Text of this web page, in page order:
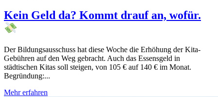
Kein Geld da? Kommt drauf an, wofür.
Der Bildungsausschuss hat diese Woche die Erhöhung der Kita-
Gebühren auf den Weg gebracht. Auch das Essensgeld in
städtischen Kitas soll steigen, von 105 € auf 140 € im Monat.
Begründung:...
Mehr erfahren